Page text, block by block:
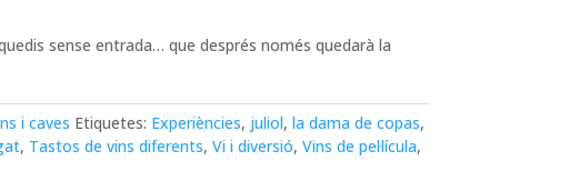
sense entrada… que després només quedarà la
i caves Etiquetes: Experiències, juliol, la dama de copas,
, Tastos de vins diferents, Vi i diversió, Vins de pel·lícula,